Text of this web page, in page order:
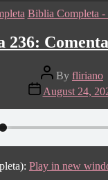
Categories
Biblia Completa -
236:
Post
author
By fliriano
Post
date
August 24,
Play in new